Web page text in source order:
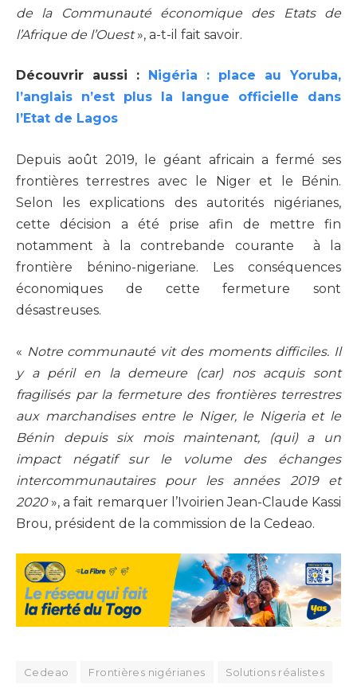
de la Communauté économique des Etats de
l’Afrique de l’Ouest», a-t-il fait savoir.
Découvrir aussi :
Nigéria : place au Yoruba,
l’anglais n’est plus la langue officielle dans
l’Etat de Lagos
Depuis août 2019, le géant africain a fermé ses
frontières terrestres avec le Niger et le Bénin.
Selon les explications des autorités nigérianes,
cette décision a été prise afin de mettre fin
notamment à la contrebande courante à la
frontière bénino-nigeriane. Les conséquences
économiques de cette fermeture sont
désastreuses.
« Notre communauté vit des moments difficiles. Il
y a péril en la demeure (car) nos acquis sont
fragilisés par la fermeture des frontières terrestres
aux marchandises entre le Niger, le Nigeria et le
Bénin depuis six mois maintenant, (qui) a un
impact négatif sur le volume des échanges
intercommunautaires pour les années 2019 et
2020 », a fait remarquer l’Ivoirien Jean-Claude Kassi
Brou, président de la commission de la Cedeao.
Cedeao Frontières nigérianes Solutions réalistes